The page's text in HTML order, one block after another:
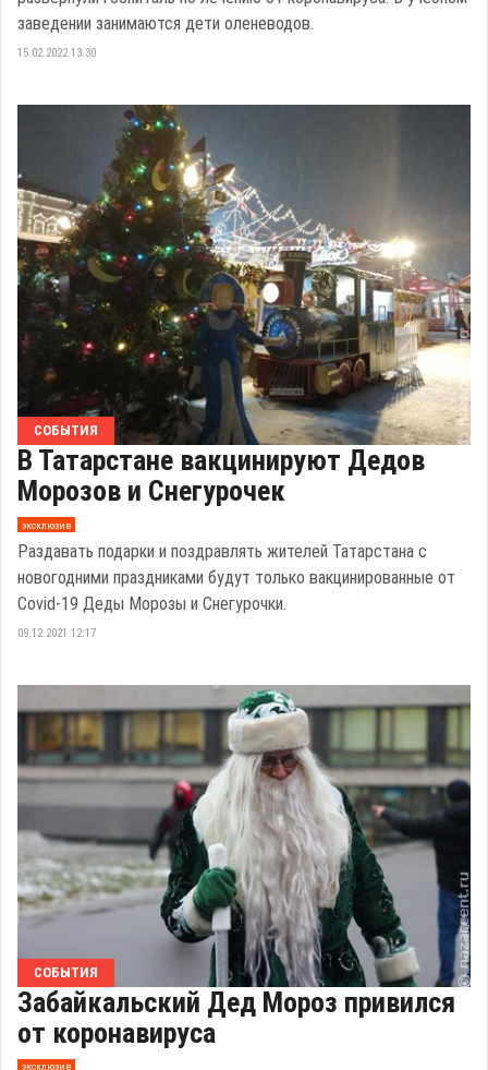
заведении занимаются дети оленеводов.
15.02.2022 13:30
СОБЫТИЯ
В Татарстане вакцинируют Дедов
Морозов и Снегурочек
эксклюзив
Раздавать подарки и поздравлять жителей Татарстана с
новогодними праздниками будут только вакцинированные от
Covid-19 Деды Морозы и Снегурочки.
09.12.2021 12:17
СОБЫТИЯ
Забайкальский Дед Мороз привился
от коронавируса
эксклюзив